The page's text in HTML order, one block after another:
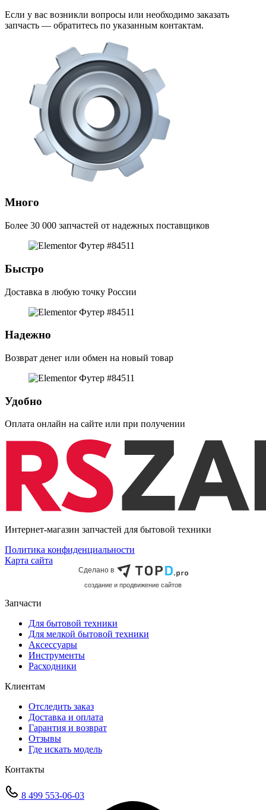
Если у вас возникли вопросы или необходимо заказать
запчасть — обратитесь по указанным контактам.
Много
Более 30 000 запчастей от надежных поставщиков
Быстро
Доставка в любую точку России
Надежно
Возврат денег или обмен на новый товар
Удобно
Оплата онлайн на сайте или при получении
Интернет-магазин запчастей для бытовой техники
Политика конфиденциальности
Карта сайта
Сделано в
cоздание и продвижение сайтов
Запчасти
Для бытовой техники
Для мелкой бытовой техники
Аксессуары
Инструменты
Расходники
Клиентам
Отследить заказ
Доставка и оплата
Гарантия и возврат
Отзывы
Где искать модель
Контакты
8 499 553-06-03